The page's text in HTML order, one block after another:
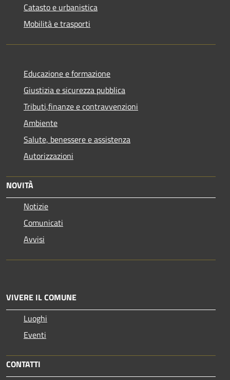
Catasto e urbanistica
Mobilità e trasporti
Educazione e formazione
Giustizia e sicurezza pubblica
Tributi,finanze e contravvenzioni
Ambiente
Salute, benessere e assistenza
Autorizzazioni
NOVITÀ
Notizie
Comunicati
Avvisi
VIVERE IL COMUNE
Luoghi
Eventi
CONTATTI